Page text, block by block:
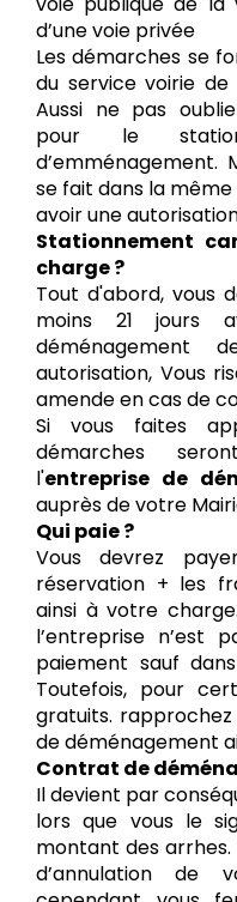
d’une voie privée
Les démarches se
du service voirie
Aussi ne pas
pour le
d’emménagement.
se fait dans la même
avoir une
Stationnement
charge ?
Tout d'abord, vous
moins 21 jours
déménagement
autorisation, Vous
amende en cas de
Si vous faites
démarches
l'entreprise de
auprès de votre
Qui paie ?
Vous devrez
réservation + les
ainsi à votre
l’entreprise n’est
paiement sauf
Toutefois, pour
gratuits.
de déménagement
Contrat de
Il devient par
lors que vous le
montant des arrhes.
d’annulation de